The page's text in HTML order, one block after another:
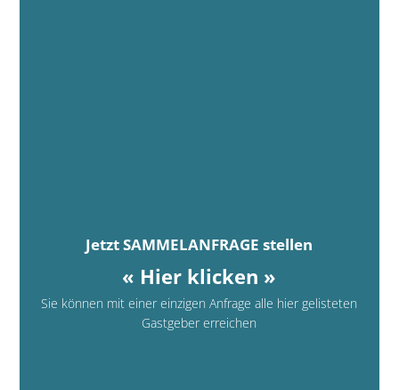
Jetzt SAMMELANFRAGE stellen
« Hier klicken »
Sie können mit einer einzigen Anfrage alle hier gelisteten
Gastgeber erreichen